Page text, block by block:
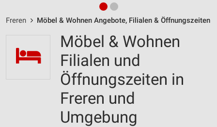
Freren Möbel & Wohnen Angebote, Filialen & Öffnungszeiten
Möbel & Wohnen
Filialen und
Öffnungszeiten in
Freren und
Umgebung